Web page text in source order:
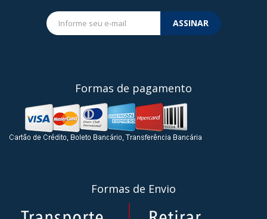
ASSINAR
Formas de pagamento
Formas de Envio